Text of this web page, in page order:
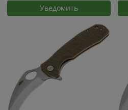
Уведомить